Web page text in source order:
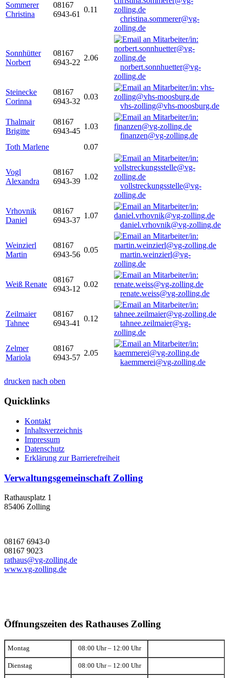
Sommerer
Christina
08167
6943-61
0.11
christina.sommerer@vg-
zolling.de
Sonnhütter
Norbert
08167
6943-22
2.06
norbert.sonnhuetter@vg-
zolling.de
Steinecke
Corinna
08167
6943-32
0.03
vhs-zolling@vhs-moosburg.de
Thalmair
Brigitte
08167
6943-45
1.03
finanzen@vg-zolling.de
Toth Marlene
0.07
Vogl
Alexandra
08167
6943-39
1.02
vollstreckungsstelle@vg-
zolling.de
Vrhovnik
Daniel
08167
6943-37
1.07
daniel.vrhovnik@vg-zolling.de
Weinzierl
Martin
08167
6943-56
0.05
martin.weinzierl@vg-
zolling.de
Weiß Renate
08167
6943-12
0.02
renate.weiss@vg-zolling.de
Zeilmaier
Tahnee
08167
6943-41
0.12
tahnee.zeilmaier@vg-
zolling.de
Zelmer
Mariola
08167
6943-57
2.05
kaemmerei@vg-zolling.de
drucken nach oben
Quicklinks
Kontakt
Inhaltsverzeichnis
Impressum
Datenschutz
Erklärung zur Barrierefreiheit
Verwaltungsgemeinschaft Zolling
Rathausplatz 1
85406 Zolling
08167 6943-0
08167 9023
rathaus@vg-zolling.de
www.vg-zolling.de
Öffnungszeiten des Rathauses Zolling
Montag 08:00 Uhr – 12:00 Uhr
Dienstag 08:00 Uhr – 12:00 Uhr